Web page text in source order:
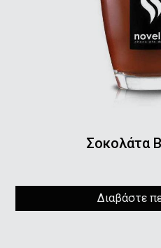
Σοκολάτα
Διαβάστε